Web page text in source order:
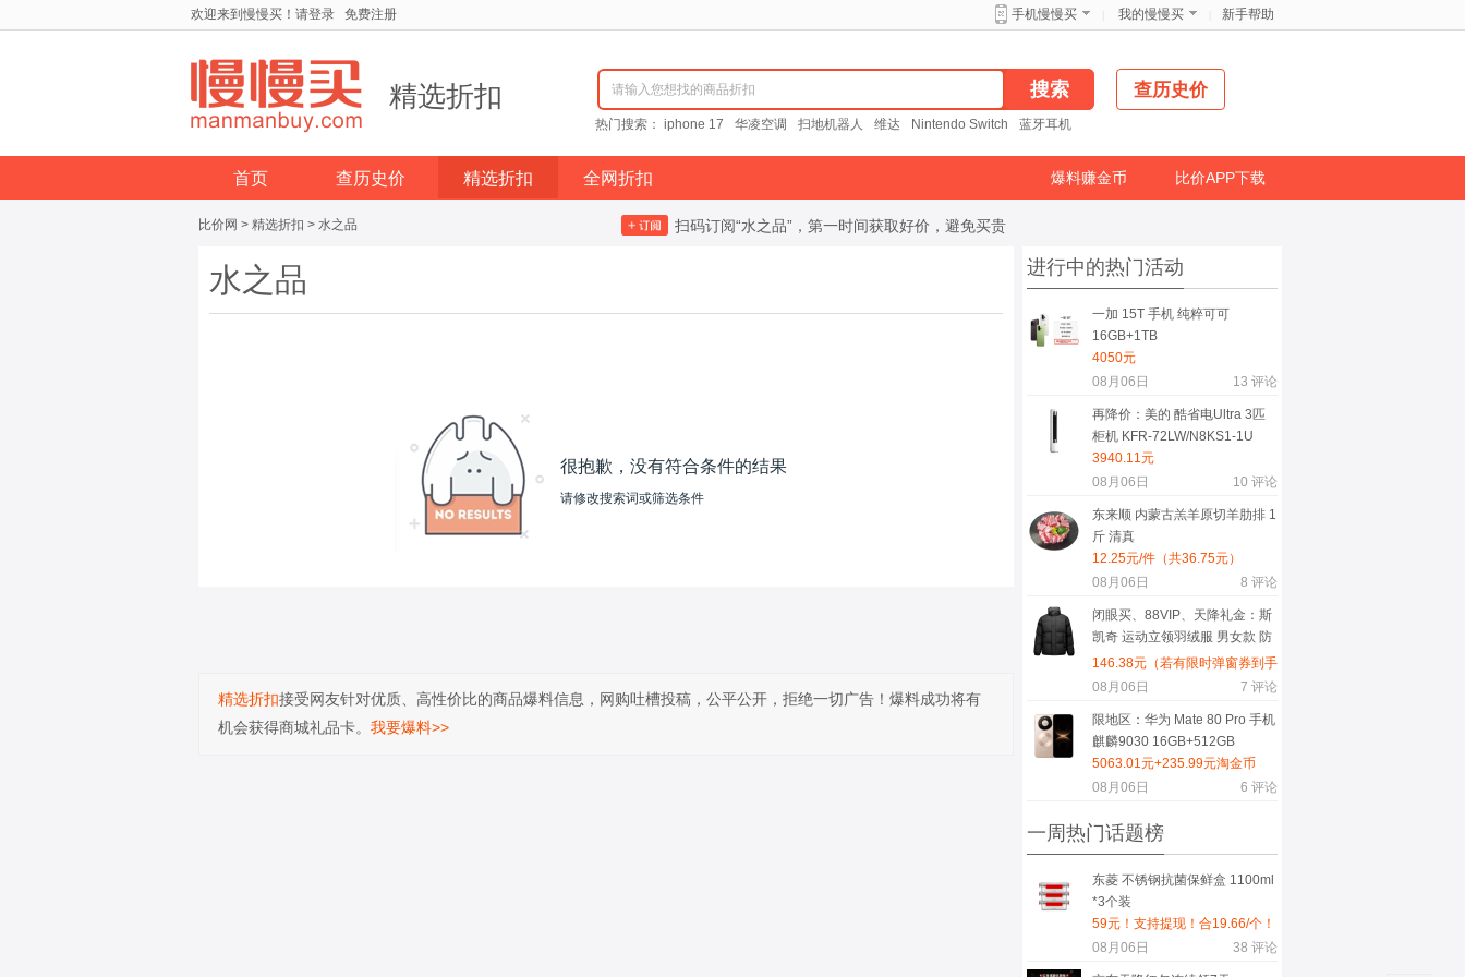
欢迎来到慢慢买！ 请登录 免费注册 手机慢慢买 我的慢慢买 新手帮助
精选折扣 请输入您想找的商品折扣 查历史价
热门搜索： iphone 17 华凌空调 扫地机器人 维达 Nintendo Switch 蓝牙耳机
首页 查历史价 精选折扣 全网折扣 比价APP下载
爆料赚金币
比价网 > 精选折扣 > 水之品 扫码订阅“水之品”，第一时间获取好价，避免买贵
水之品
很抱歉，没有符合条件的结果
请修改搜索词或筛选条件
精选折扣接受网友针对优质、高性价比的商品爆料信息，网购吐槽投稿，公平公开，拒绝一切广告！爆料成功将有
机会获得商城礼品卡。 我要爆料>>
进行中的热门活动
一加 15T 手机 纯粹可可
16GB+1TB
4050元
08月06日
13 评论
再降价：美的 酷省电Ultra 3匹
柜机 KFR-72LW/N8KS1-1U
3940.11元
08月06日
10 评论
东来顺 内蒙古羔羊原切羊肋排 1
斤 清真
12.25元/件（共36.75元）
08月06日
8 评论
闭眼买、88VIP、天降礼金：斯
凯奇 运动立领羽绒服 男女款 防
风防泼水 耐污加绒
146.38元（若有限时弹窗券到手
139.94元）+60.21元淘金币
08月06日 7 评论
限地区：华为 Mate 80 Pro 手机
麒麟9030 16GB+512GB
5063.01元+235.99元淘金币
（若有平台礼金可低至4993.01
08月06日 6 评论
一周热门话题榜
东菱 不锈钢抗菌保鲜盒 1100ml
*3个装
59元！支持提现！合19.66/个！
08月06日
38 评论